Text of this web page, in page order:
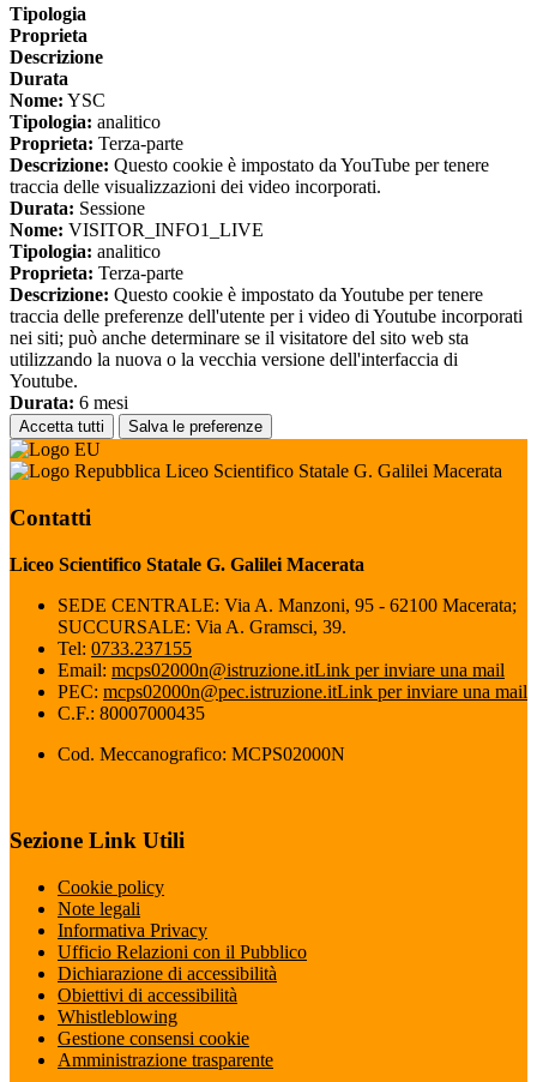
Tipologia
Proprieta
Descrizione
Durata
Nome: YSC
Tipologia: analitico
Proprieta: Terza-parte
Descrizione: Questo cookie è impostato da YouTube per tenere
traccia delle visualizzazioni dei video incorporati.
Durata: Sessione
Nome: VISITOR_INFO1_LIVE
Tipologia: analitico
Proprieta: Terza-parte
Descrizione: Questo cookie è impostato da Youtube per tenere
traccia delle preferenze dell'utente per i video di Youtube incorporati
nei siti; può anche determinare se il visitatore del sito web sta
utilizzando la nuova o la vecchia versione dell'interfaccia di
Youtube.
Durata: 6 mesi
Accetta tutti Salva le preferenze
Liceo Scientifico Statale G. Galilei Macerata
Contatti
Liceo Scientifico Statale G. Galilei Macerata
SEDE CENTRALE: Via A. Manzoni, 95 - 62100 Macerata;
SUCCURSALE: Via A. Gramsci, 39.
Tel: 0733.237155
Email: mcps02000n@istruzione.itLink per inviare una mail
PEC: mcps02000n@pec.istruzione.itLink per inviare una mail
C.F.: 80007000435
Cod. Meccanografico: MCPS02000N
Sezione Link Utili
Cookie policy
Note legali
Informativa Privacy
Ufficio Relazioni con il Pubblico
Dichiarazione di accessibilità
Obiettivi di accessibilità
Whistleblowing
Gestione consensi cookie
Amministrazione trasparente